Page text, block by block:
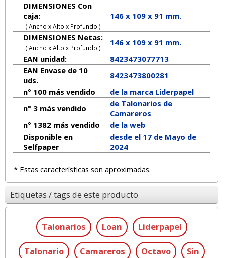
DIMENSIONES Con
caja:
( Ancho x Alto x Profundo )
146 x 109 x 91 mm.
DIMENSIONES Netas:
( Ancho x Alto x Profundo )
146x 109x 91 mm.
EAN unidad:
8423473077713
EAN Envase de 10
uds.
8423473800281
n° 100 más vendido
de la marca Liderpapel
n° 3 más vendido
de Talonarios de
Camareros
n° 1382 más vendido
de la web
Disponible en
Selfpaper
desde el 17 de Mayo de
2024
* Estas características son aproximadas.
Etiquetas / tags de este producto
Talonarios Loan Liderpapel
Talonario Camareros Octavo Sin